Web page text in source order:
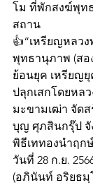
โม ที่พักสงฆ์พุท
สถาน
👍“เหรียญหลว
พุทธานุภาพ (สอ
ย้อนยุค เหรียญยุ
ปลุกเสกโดยหล
มะขามเฒ่า จัด
บุญ ศุภสินกรุ๊ป จั
พิธีเททองนำฤก
วันที่ 28 ก.ย.
(อภินันท์ อริยธมฺ